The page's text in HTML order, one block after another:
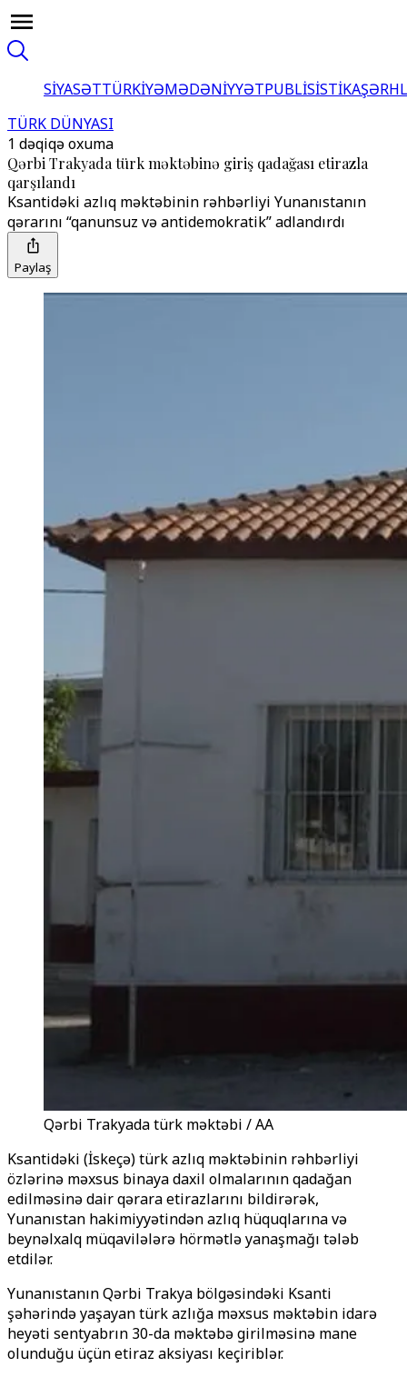
SİYASƏTTÜRKİYƏMƏDƏNİYYƏTPUBLİSİSTİKA
TÜRK DÜNYASI
1 dəqiqə oxuma
Qərbi Trakyada türk məktəbinə giriş qadağası etirazla
qarşılandı
Ksantidəki azlıq məktəbinin rəhbərliyi Yunanıstanın
qərarını “qanunsuz və antidemokratik” adlandırdı
Paylaş
Qərbi Trakyada türk məktəbi / AA
Ksantidəki (İskeçə) türk azlıq məktəbinin rəhbərliyi
özlərinə məxsus binaya daxil olmalarının qadağan
edilməsinə dair qərara etirazlarını bildirərək,
Yunanıstan hakimiyyətindən azlıq hüquqlarına və
beynəlxalq müqavilələrə hörmətlə yanaşmağı tələb
etdilər.
Yunanıstanın Qərbi Trakya bölgəsindəki Ksanti
şəhərində yaşayan türk azlığa məxsus məktəbin idarə
heyəti sentyabrın 30-da məktəbə girilməsinə mane
olunduğu üçün etiraz aksiyası keçiriblər.